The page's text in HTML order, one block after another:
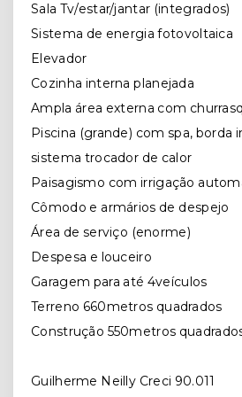
Sala Tv/estar/jantar (integrados)
Sistema de energia fotovoltaica
Elevador
Cozinha interna planejada
Ampla área externa com
Piscina (grande) com spa, borda
sistema trocador de calor
Paisagismo com irrigação
Cômodo e armários de despejo
Área de serviço (enorme)
Despesa e louceiro
Garagem para até 4veículos
Terreno 660metros quadrados
Construção 550metros
Guilherme Neilly Creci 90.011